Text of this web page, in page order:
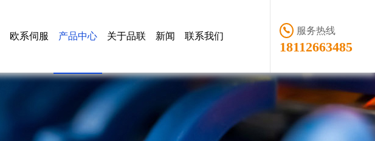
欧系伺服 产品中心 关于品联 新闻 联系我们
服务热线
18112663485